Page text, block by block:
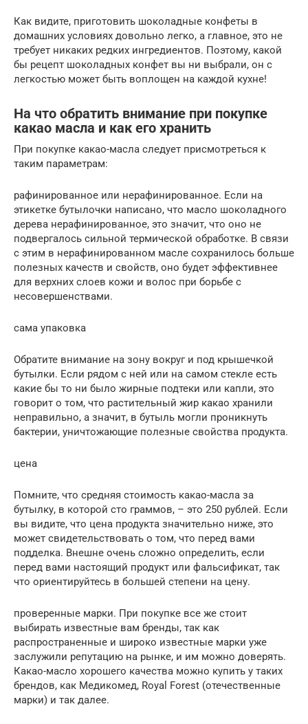
Как видите, приготовить шоколадные конфеты в
домашних условиях довольно легко, а главное, это не
требует никаких редких ингредиентов. Поэтому, какой
бы рецепт шоколадных конфет вы ни выбрали, он с
легкостью может быть воплощен на каждой кухне!
На что обратить внимание при покупке
какао масла и как его хранить
При покупке какао-масла следует присмотреться к
таким параметрам:
рафинированное или нерафинированное. Если на
этикетке бутылочки написано, что масло шоколадного
дерева нерафинированное, это значит, что оно не
подвергалось сильной термической обработке. В связи
с этим в нерафинированном масле сохранилось больше
полезных качеств и свойств, оно будет эффективнее
для верхних слоев кожи и волос при борьбе с
несовершенствами.
сама упаковка
Обратите внимание на зону вокруг и под крышечкой
бутылки. Если рядом с ней или на самом стекле есть
какие бы то ни было жирные подтеки или капли, это
говорит о том, что растительный жир какао хранили
неправильно, а значит, в бутыль могли проникнуть
бактерии, уничтожающие полезные свойства продукта.
цена
Помните, что средняя стоимость какао-масла за
бутылку, в которой сто граммов, – это 250 рублей. Если
вы видите, что цена продукта значительно ниже, это
может свидетельствовать о том, что перед вами
подделка. Внешне очень сложно определить, если
перед вами настоящий продукт или фальсификат, так
что ориентируйтесь в большей степени на цену.
проверенные марки. При покупке все же стоит
выбирать известные вам бренды, так как
распространенные и широко известные марки уже
заслужили репутацию на рынке, и им можно доверять.
Какао-масло хорошего качества можно купить у таких
брендов, как Медикомед, Royal Forest (отечественные
марки) и так далее.